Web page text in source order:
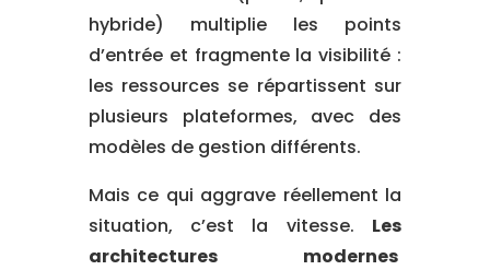
hybride) multiplie les points
d’entrée et fragmente la visibilité :
les ressources se répartissent sur
plusieurs plateformes, avec des
modèles de gestion différents.
Mais ce qui aggrave réellement la
situation, c’est la vitesse. Les
architectures modernes